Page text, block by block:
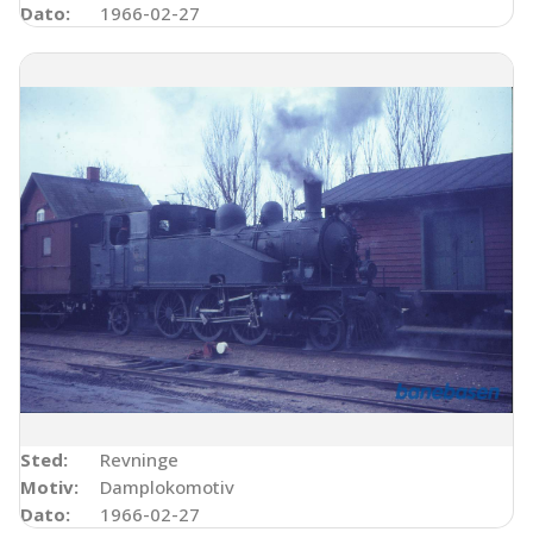
Dato:
1966-02-27
Sted:
Revninge
Motiv:
Damplokomotiv
Dato:
1966-02-27